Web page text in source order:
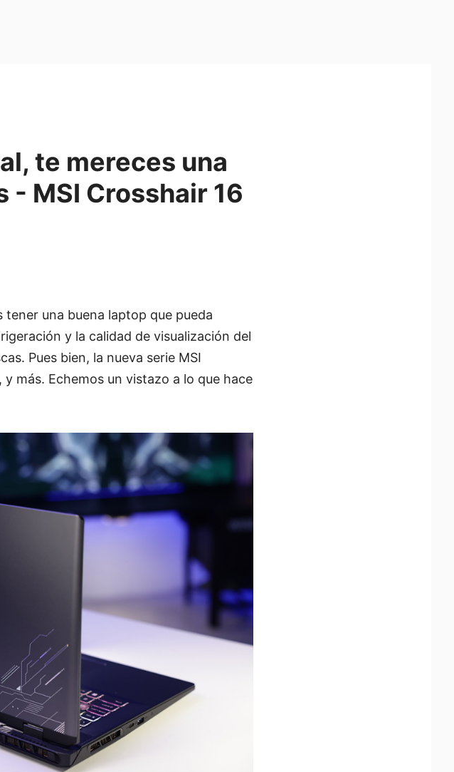
te mereces una
- MSI Crosshair 16
una buena laptop que pueda
y la calidad de visualización del
Pues bien, la nueva serie MSI
más. Echemos un vistazo a lo que hace